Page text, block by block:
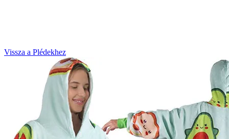
Vissza a Plédekhez